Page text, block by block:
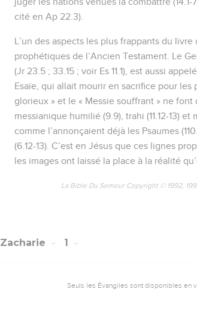
cité en Ap 22.3).
L’un des aspects les plus frappants du
prophétiques de l’Ancien Testament. Le
(Jr 23.5 ; 33.15 ; voir Es 11.1), est aussi
Esaïe, qui allait mourir en sacrifice pour les
glorieux » et le « Messie souffrant » ne
messianique humilié (9.9), trahi (11.12-13)
comme l’annonçaient déjà les Psaumes
(6.12-13). C’est en Jésus que ces lignes
les images ont laissé la place à la réalité
La Bible Du Semeur Copyright © 1992,
Zacharie 1
Seuls les Évangiles sont disponibles en